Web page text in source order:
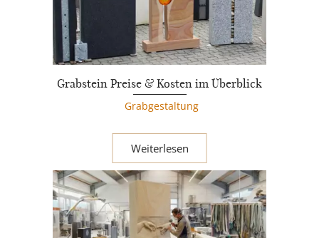
Grabstein Preise & Kosten im Überblick
Grabgestaltung
Weiterlesen